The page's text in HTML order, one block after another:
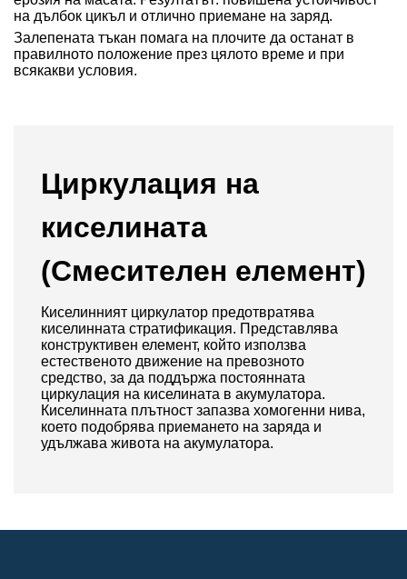
на дълбок цикъл и отлично приемане на заряд.
Залепената тъкан помага на плочите да останат в
правилното положение през цялото време и при
всякакви условия.
Циркулация на
киселината
(Смесителен елемент)
Киселинният циркулатор предотвратява
киселинната стратификация. Представлява
конструктивен елемент, който използва
естественото движение на превозното
средство, за да поддържа постоянната
циркулация на киселината в акумулатора.
Киселинната плътност запазва хомогенни нива,
което подобрява приемането на заряда и
удължава живота на акумулатора.